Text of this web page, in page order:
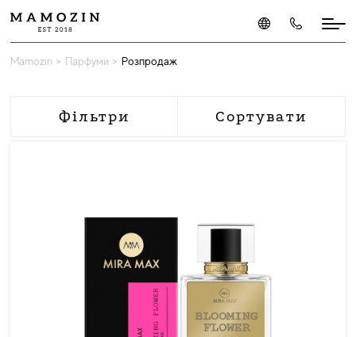
Mamozin > Парфуми > Розпродаж
Фільтри Сортувати